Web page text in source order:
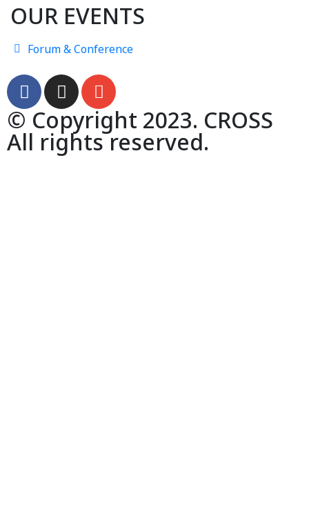
OUR EVENTS
Forum & Conference
© Copyright 2023. CROSS
All rights reserved.